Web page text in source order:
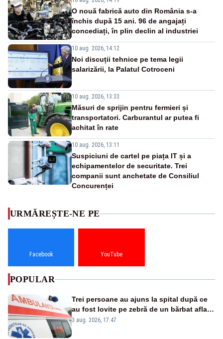
O nouă fabrică auto din România s-a
închis după 15 ani. 96 de angajați
concediați, în plin declin al industriei
10 aug. 2026, 14:12
Noi discuții tehnice pe tema legii
salarizării, la Palatul Cotroceni
10 aug. 2026, 13:33
Măsuri de sprijin pentru fermieri și
transportatori. Carburantul ar putea fi
achitat în rate
10 aug. 2026, 13:11
Suspiciuni de cartel pe piața IT și a
echipamentelor de securitate. Trei
companii sunt anchetate de Consiliul
Concurenței
URMĂREȘTE-NE PE
Facebook YouTube
POPULAR
Trei persoane au ajuns la spital după ce
au fost lovite pe zebră de un bărbat aflat
pe trotinetă electrică
3 aug. 2026, 17:47